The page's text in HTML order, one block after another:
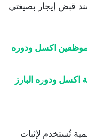
قبض إيجار بصيغتي
اكسل ودوره
اكسل ودوره البارز
تُستخدم لإثبات